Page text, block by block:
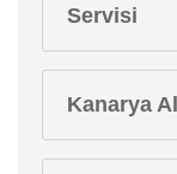
Servisi
Kanarya